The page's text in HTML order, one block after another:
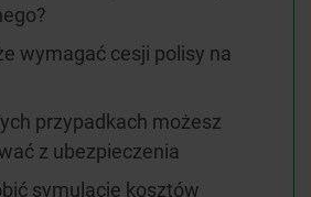
wymagać cesji polisy na
przypadkach możesz
z ubezpieczenia
symulację kosztów